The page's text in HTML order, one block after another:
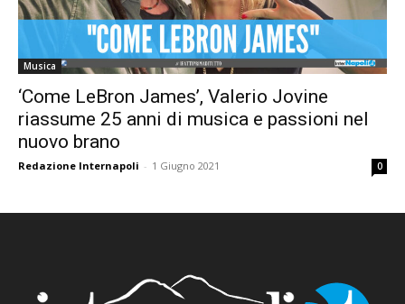
Musica
‘Come LeBron James’, Valerio Jovine
riassume 25 anni di musica e passioni nel
nuovo brano
Redazione Internapoli - 1 Giugno 2021 0